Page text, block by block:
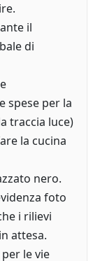
il
di
spese per la
traccia luce)
la cucina
nero.
foto
i rilievi
attesa.
le vie